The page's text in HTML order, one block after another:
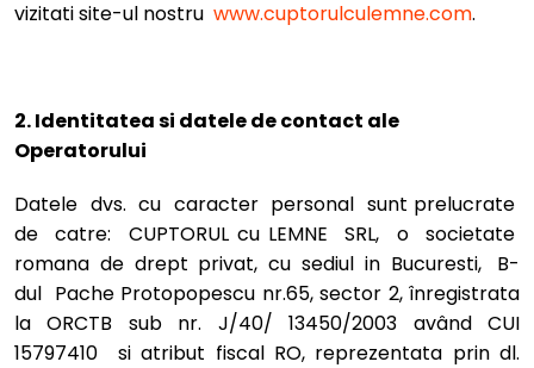
vizitati site-ul nostru www.cuptorulculemne.com.
2. Identitatea si datele de contact ale
Operatorului
Datele dvs. cu caracter personal sunt prelucrate
de catre: CUPTORUL cu LEMNE SRL, o societate
romana de drept privat, cu sediul in Bucuresti, B-
dul Pache Protopopescu nr.65, sector 2, înregistrata
la ORCTB sub nr. J/40/ 13450/2003 având CUI
15797410 si atribut fiscal RO, reprezentata prin dl.